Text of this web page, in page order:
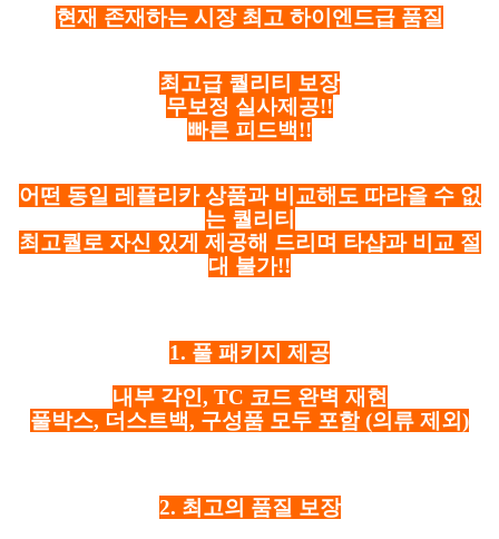
현재 존재하는 시장 최고 하이엔드급 품질
최고급 퀄리티 보장
무보정 실사제공!!
빠른 피드백!!
어떤 동일 레플리카 상품과 비교해도 따라올 수 없
는 퀄리티
최고퀄로 자신 있게 제공해 드리며 타샵과 비교 절
대 불가!!
1. 풀 패키지 제공
내부 각인, TC 코드 완벽 재현
풀박스, 더스트백, 구성품 모두 포함 (의류 제외)
2. 최고의 품질 보장